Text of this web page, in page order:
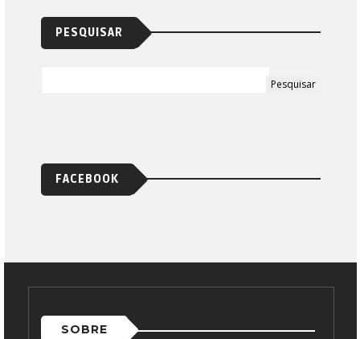
PESQUISAR
FACEBOOK
SOBRE